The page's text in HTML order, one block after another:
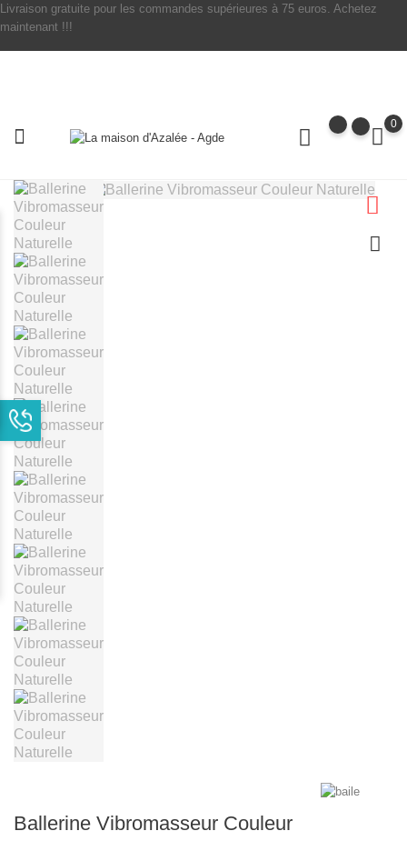
Livraison gratuite pour les commandes supérieures à 75 euros. Achetez
maintenant !!!
0
Ballerine Vibromasseur Couleur